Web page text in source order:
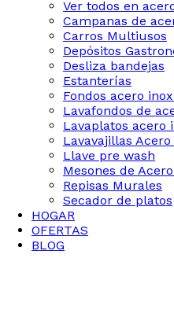
Ver todos en
Campanas de
Carros Multiusos
Depósitos
Desliza bandejas
Estanterías
Fondos acero
Lavafondos de
Lavaplatos acero
Lavavajillas
Llave pre wash
Mesones de
Repisas Murales
Secador de platos
HOGAR
OFERTAS
BLOG